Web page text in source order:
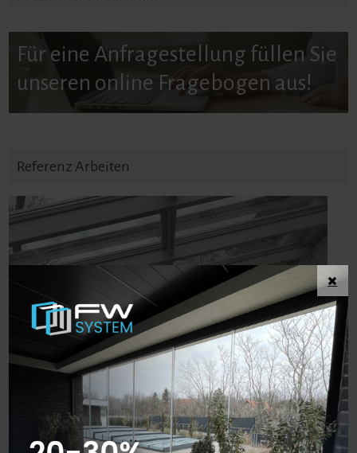
Für eine Anfragestellung füllen Sie
unseren online Fragebogen aus!
Referenz Arbeiten
Wintergarten in Wien